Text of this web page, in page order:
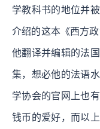
学教科书的地位并
介绍的这本《西方
他翻译并编辑的法
集，想必他的法语
学协会的官网上也
钱币的爱好，而以